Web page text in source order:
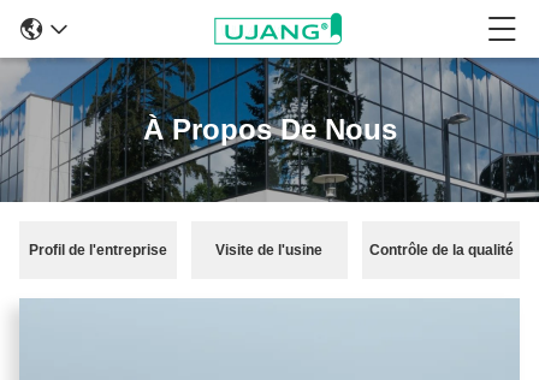
À Propos De Nous
Profil de l'entreprise Visite de l'usine Contrôle de la qualité